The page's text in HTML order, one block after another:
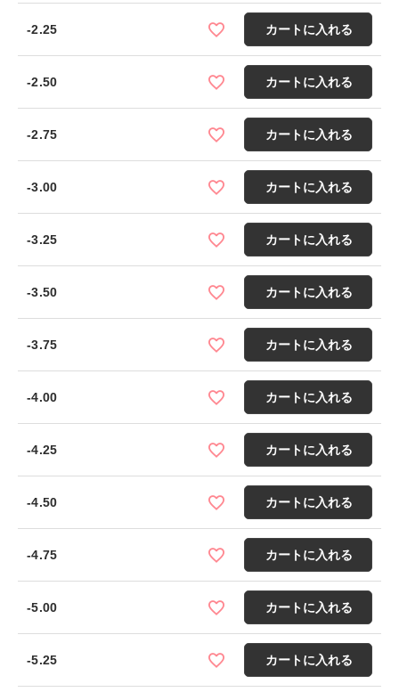
-2.25 カートに入れる
-2.50 カートに入れる
-2.75 カートに入れる
-3.00 カートに入れる
-3.25 カートに入れる
-3.50 カートに入れる
-3.75 カートに入れる
-4.00 カートに入れる
-4.25 カートに入れる
-4.50 カートに入れる
-4.75 カートに入れる
-5.00 カートに入れる
-5.25 カートに入れる